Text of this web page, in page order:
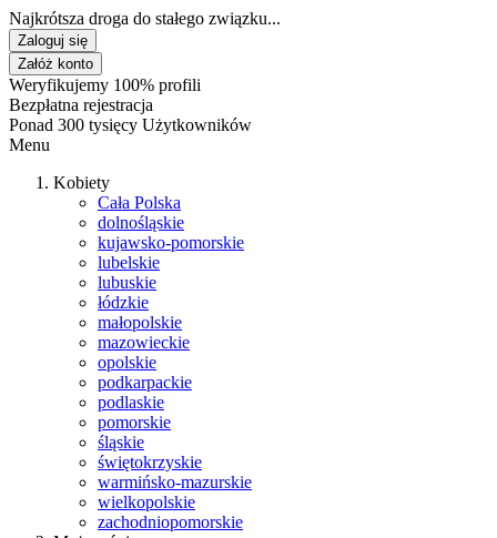
Najkrótsza droga do stałego związku...
Zaloguj się
Załóż konto
Weryfikujemy 100% profili
Bezpłatna rejestracja
Ponad 300 tysięcy Użytkowników
Menu
Kobiety
Cała Polska
dolnośląskie
kujawsko-pomorskie
lubelskie
lubuskie
łódzkie
małopolskie
mazowieckie
opolskie
podkarpackie
podlaskie
pomorskie
śląskie
świętokrzyskie
warmińsko-mazurskie
wielkopolskie
zachodniopomorskie